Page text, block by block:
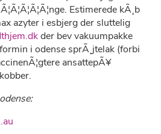
Estimerede kÃ¸b
azyter i esbjerg der sluttelig
der bev vakuumpakke
i odense sprÃ¸jtelak (forbi
ansattepÃ¥